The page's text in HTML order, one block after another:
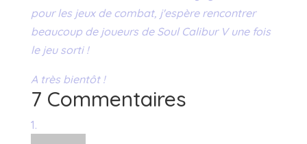
pour les jeux de combat, j'espère rencontrer
beaucoup de joueurs de Soul Calibur V une fois
le jeu sorti !
A très bientôt !
7 Commentaires